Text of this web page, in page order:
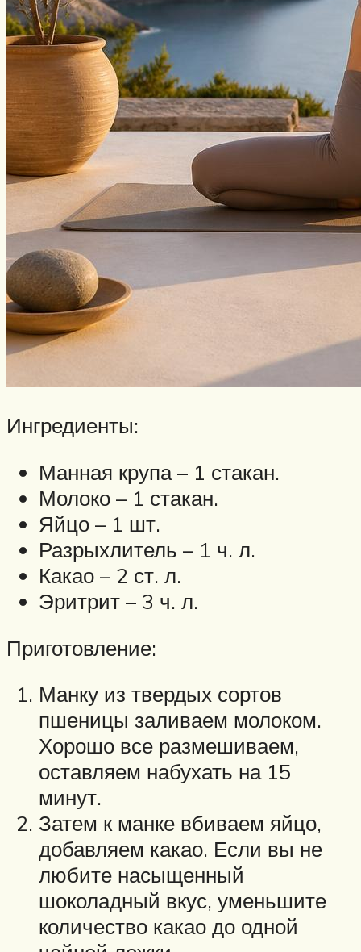
Ингредиенты:
Манная крупа – 1 стакан.
Молоко – 1 стакан.
Яйцо – 1 шт.
Разрыхлитель – 1 ч. л.
Какао – 2 ст. л.
Эритрит – 3 ч. л.
Приготовление:
Манку из твердых сортов
пшеницы заливаем молоком.
Хорошо все размешиваем,
оставляем набухать на 15
минут.
Затем к манке вбиваем яйцо,
добавляем какао. Если вы не
любите насыщенный
шоколадный вкус, уменьшите
количество какао до одной